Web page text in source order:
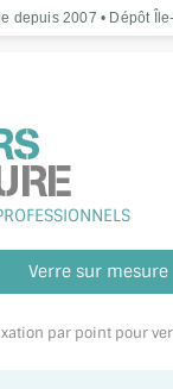
2007 • Dépôt
Verre sur mesure
par point pour